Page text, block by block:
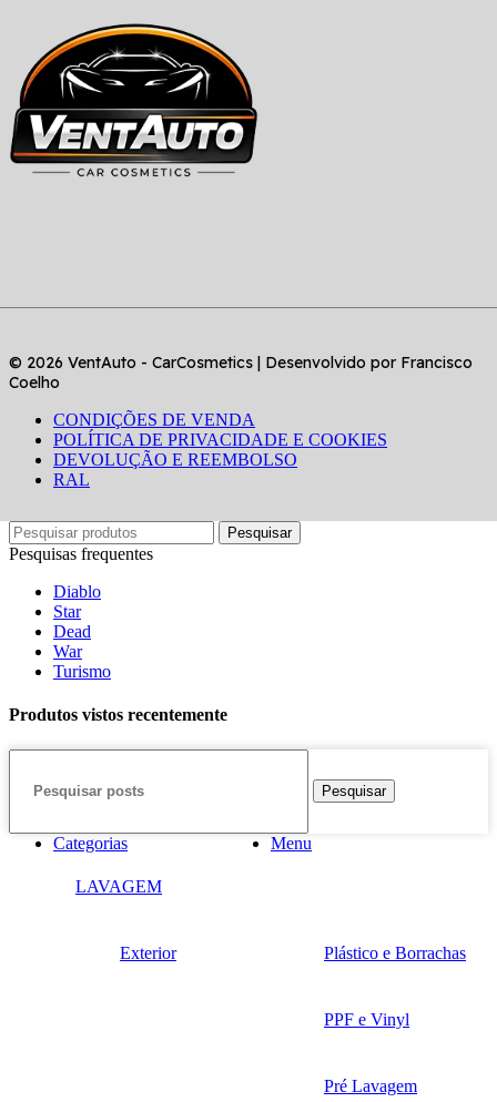
© 2026 VentAuto - CarCosmetics | Desenvolvido por Francisco
Coelho
CONDIÇÕES DE VENDA
POLÍTICA DE PRIVACIDADE E COOKIES
DEVOLUÇÃO E REEMBOLSO
RAL
Pesquisar
Pesquisas frequentes
Diablo
Star
Dead
War
Turismo
Produtos vistos recentemente
Pesquisar
Menu
Categorias
LAVAGEM
Exterior Plástico e Borrachas
PPF e Vinyl
Pré Lavagem